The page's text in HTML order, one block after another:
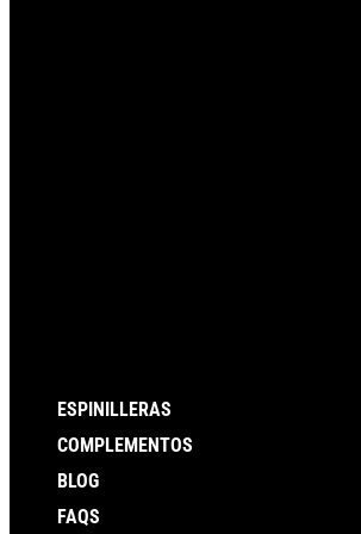
ESPINILLERAS
COMPLEMENTOS
BLOG
FAQS